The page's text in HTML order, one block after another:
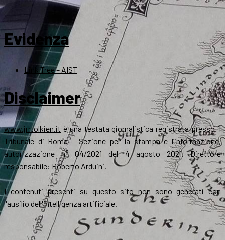
Evidenza
Link Tree – AIST
Disclaimer
www.jrrtolkien.it è una testata giornalistica registrata presso il
Tribunale di Roma - Sezione per la stampa e l’informazione,
autorizzazione n° 04/2021 del 4 agosto 2021. Direttore
responsabile: Roberto Arduini.
I contenuti presenti su questo sito non sono generati con
l'ausilio dell'intelligenza artificiale.